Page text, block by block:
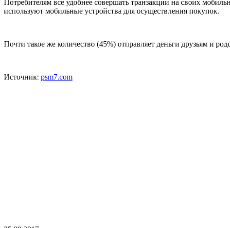
Потребителям все удобнее совершать транзакции на своих
используют мобильные устройства для осуществления покупок.
Почти такое же количество (45%) отправляет деньги друзьям и
Источник: psm7.com